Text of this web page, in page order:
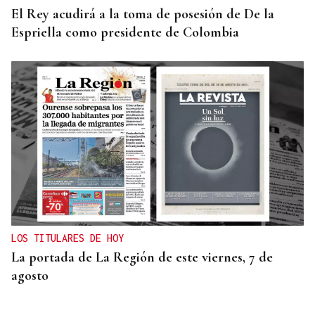
El Rey acudirá a la toma de posesión de De la
Espriella como presidente de Colombia
LOS TITULARES DE HOY
La portada de La Región de este viernes, 7 de
agosto